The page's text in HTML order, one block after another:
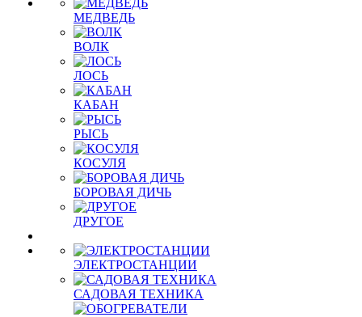
МЕДВЕДЬ
ВОЛК
ЛОСЬ
КАБАН
РЫСЬ
КОСУЛЯ
БОРОВАЯ ДИЧЬ
ДРУГОЕ
ЭЛЕКТРОСТАНЦИИ
САДОВАЯ ТЕХНИКА